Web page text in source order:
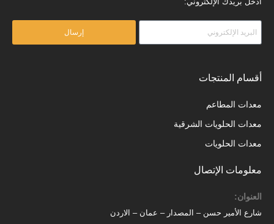
إرسال
أقسام المنتجات
معدات المطاعم
معدات الحلويات الشرقية
معدات الحلويات
معلومات الإتصال
العنوان:
شارع الأمير حسن – المصدار – عمان – الاردن